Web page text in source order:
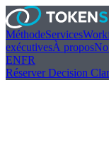
MéthodeServices
exécutivesÀ propos
ENFR
Réserver Decision